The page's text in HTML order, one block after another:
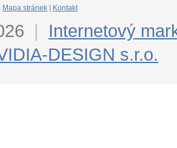
Mapa stránek Kontakt
|
Internetový
DESIGN s.r.o.